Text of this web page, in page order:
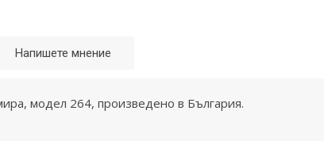
Напишете мнение
модел 264, произведено в България.